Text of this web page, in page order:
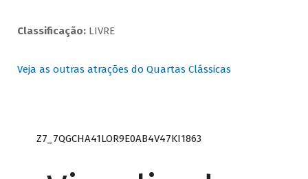
Classificação:LIVRE
Veja as outras atrações do Quartas Clássicas
Z7_7QGCHA41LOR9E0AB4V47KI1863